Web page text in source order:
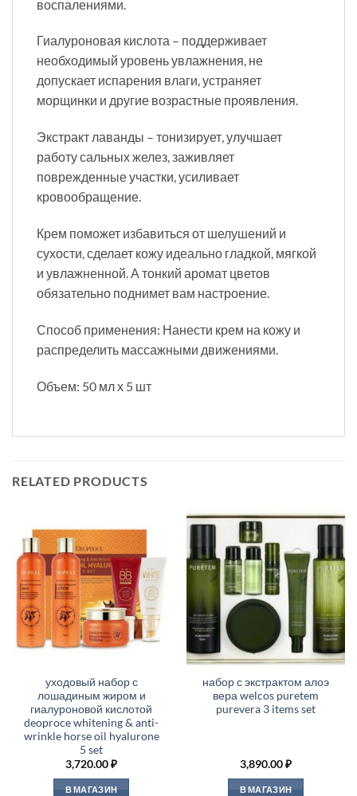
воспалениями.
Гиалуроновая кислота – поддерживает
необходимый уровень увлажнения, не
допускает испарения влаги, устраняет
морщинки и другие возрастные проявления.
Экстракт лаванды – тонизирует, улучшает
работу сальных желез, заживляет
поврежденные участки, усиливает
кровообращение.
Крем поможет избавиться от шелушений и
сухости, сделает кожу идеально гладкой, мягкой
и увлажненной. А тонкий аромат цветов
обязательно поднимет вам настроение.
Способ применения: Нанести крем на кожу и
распределить массажными движениями.
Объем: 50 мл х 5 шт
RELATED PRODUCTS
уходовый набор с
лошадиным жиром и
гиалуроновой кислотой
deoproce whitening & anti-
wrinkle horse oil hyalurone
5 set
3,720.00₽
В МАГАЗИН
набор с экстрактом алоэ
вера welcos puretem
purevera 3 items set
3,890.00₽
В МАГАЗИН